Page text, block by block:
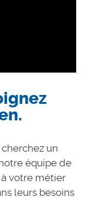
un
équipe de
votre métier
leurs besoins